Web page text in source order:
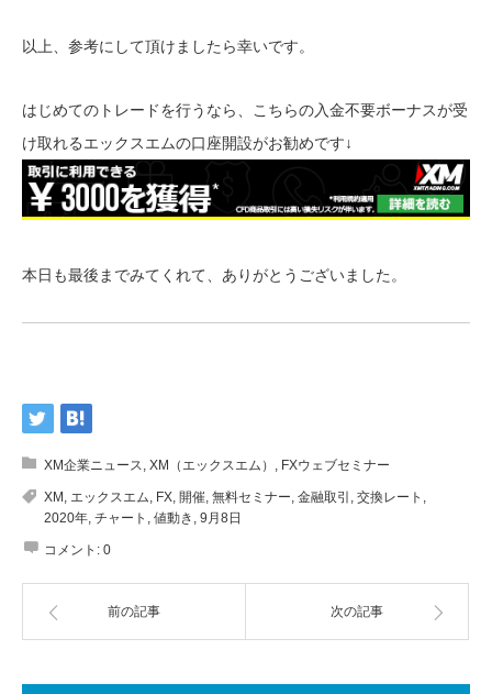
以上、参考にして頂けましたら幸いです。
はじめてのトレードを行うなら、こちらの入金不要ボーナスが受
け取れるエックスエムの口座開設がお勧めです↓
本日も最後までみてくれて、ありがとうございました。
XM企業ニュース, XM（エックスエム） , FXウェブセミナー
XM , エックスエム, FX, 開催, 無料セミナー, 金融取引 , 交換レート ,
2020年, チャート , 値動き , 9月8日
コメント: 0
前の記事 次の記事